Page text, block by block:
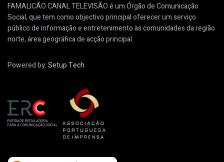
FAMALICÃO CANAL TELEVISÃO é um Órgão de Comunicação
Social, que tem como objectivo principal oferecer um serviço
público de informação e entretenimento às comunidades da região
norte, área geográfica de acção principal.
Powered by:Setup Tech